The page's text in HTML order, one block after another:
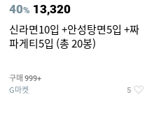
40% 13,320
신라면10입 +안성탕면5입 +짜
파게티5입 (총 20봉)
구매 999+
G마켓 5